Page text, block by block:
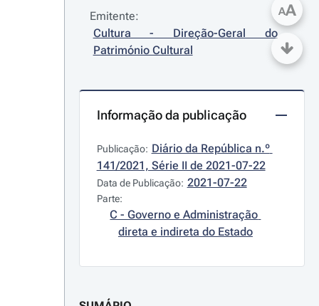
Emitente:
Cultura - Direção-Geral do
Património Cultural
Informação da publicação
Publicação: Diário da República n.º
141/2021, Série II de 2021-07-22
Data de Publicação: 2021-07-22
Parte:
C - Governo e Administração
direta e indireta do Estado
AA